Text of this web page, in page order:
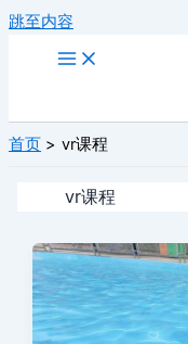
跳至内容
首页 vr课程
vr课程